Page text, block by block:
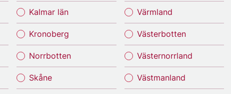
Kalmar län
Kronoberg
Norrbotten
Skåne
Värmland
Västerbotten
Västernorrland
Västmanland